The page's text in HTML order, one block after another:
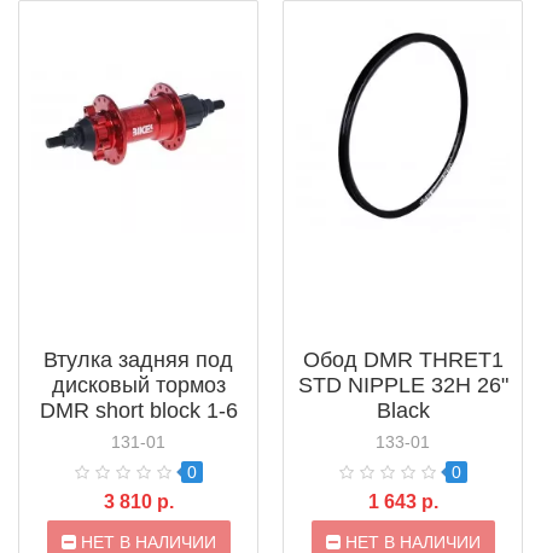
Втулка задняя под
дисковый тормоз
DMR short block 1-6
Speed Cassette 36h
Red
131-01
0
3 810 р.
НЕТ В НАЛИЧИИ
Обод DMR THRET1
STD NIPPLE 32H 26"
Black
133-01
0
1 643 р.
НЕТ В НАЛИЧИИ